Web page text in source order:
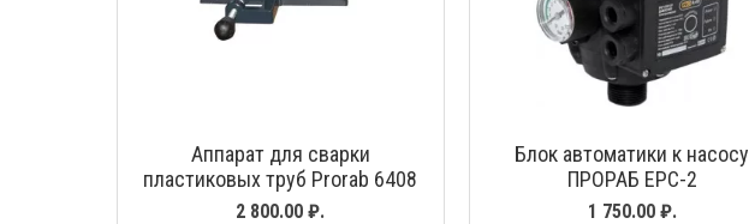
Аппарат для сварки
пластиковых труб Prorab 6408
НК (2300Вт)
2 800.00 ₽.
Блок автоматики к насосу
ПРОРАБ ЕРС-2
1 750.00 ₽.